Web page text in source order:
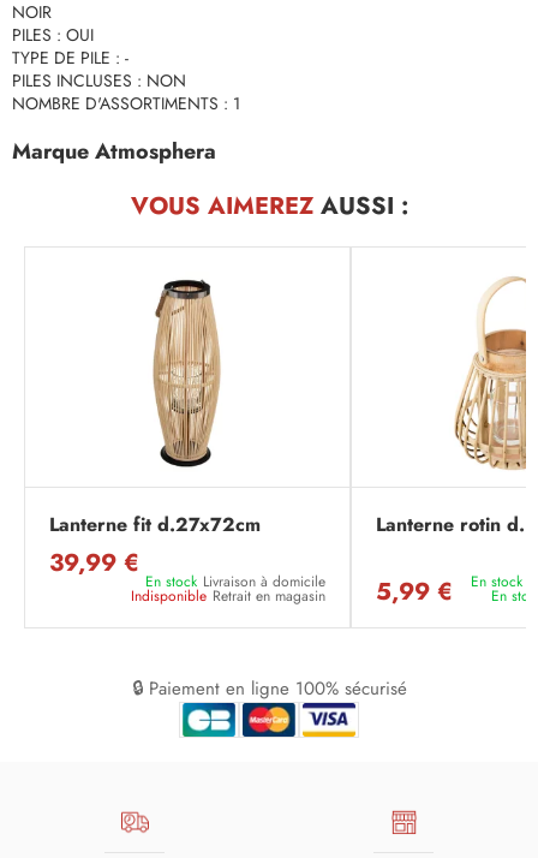
NOIR
PILES : OUI
TYPE DE PILE : -
PILES INCLUSES : NON
NOMBRE D'ASSORTIMENTS : 1
Marque Atmosphera
VOUS AIMEREZAUSSI :
Lanterne fit d.27x72cm
39,99 €
En stock Livraison à domicile
Indisponible Retrait en magasin
Lanterne rotin
5,99 € En stock
En
🔒 Paiement en ligne 100% sécurisé